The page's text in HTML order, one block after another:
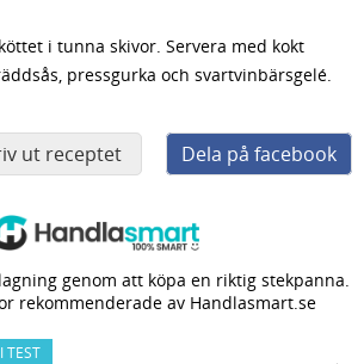
i tunna skivor. Servera med kokt
pressgurka och svartvinbärsgelé.
ut receptet Dela på facebook
genom att köpa en riktig stekpanna.
rekommenderade av Handlasmart.se
TEST